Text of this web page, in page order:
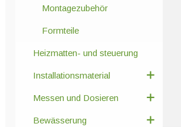
Montagezubehör
Formteile
Heizmatten- und steuerung
Installationsmaterial
Messen und Dosieren
Bewässerung